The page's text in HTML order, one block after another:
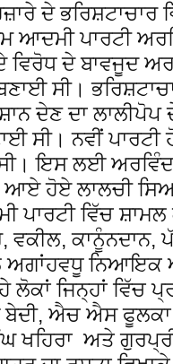
ਦੇ ਭਰਿਸ਼ਟਾਚਾਰ
ਆਦਮੀ ਪਾਰਟੀ
ਵਿਰੋਧ ਦੇ ਬਾਵਜੂਦ
ਸੀ।
ਦੇਣ ਦਾ ਲਾਲੀਪੋਪ
ਸੀ। ਨਵੀਂ
ਇਸ ਲਈ
ਆਏ ਹੋਏ ਲਾਲਚੀ
ਵਿੱਚ
ਵਕੀਲ,
ਨਿਆਇਕ
ਲੋਕਾਂ ਜਿਨ੍ਹਾਂ ਵਿੱਚ
ਬੇਦੀ, ਐਚ ਐਸ
ਖਹਿਰਾ ਅਤੇ